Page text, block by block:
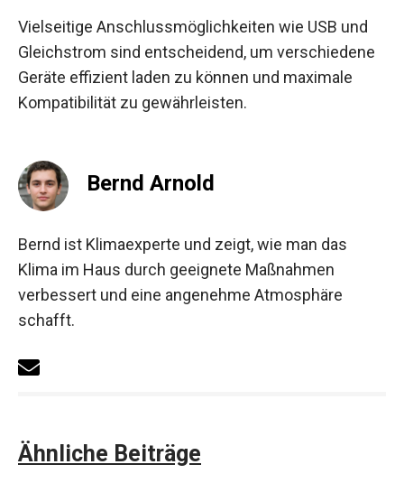
Vielseitige Anschlussmöglichkeiten wie USB und
Gleichstrom sind entscheidend, um verschiedene
Geräte effizient laden zu können und maximale
Kompatibilität zu gewährleisten.
Bernd Arnold
Bernd ist Klimaexperte und zeigt, wie man das
Klima im Haus durch geeignete Maßnahmen
verbessert und eine angenehme Atmosphäre
schafft.
Ähnliche Beiträge